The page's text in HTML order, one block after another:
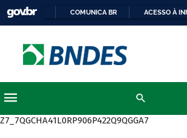
COMUNICA BR ACESSO À
Z7_7QGCHA41L0RP906P422Q9QGGA7